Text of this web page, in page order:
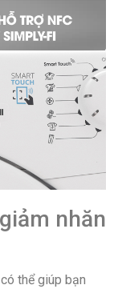
nhăn
thể giúp bạn